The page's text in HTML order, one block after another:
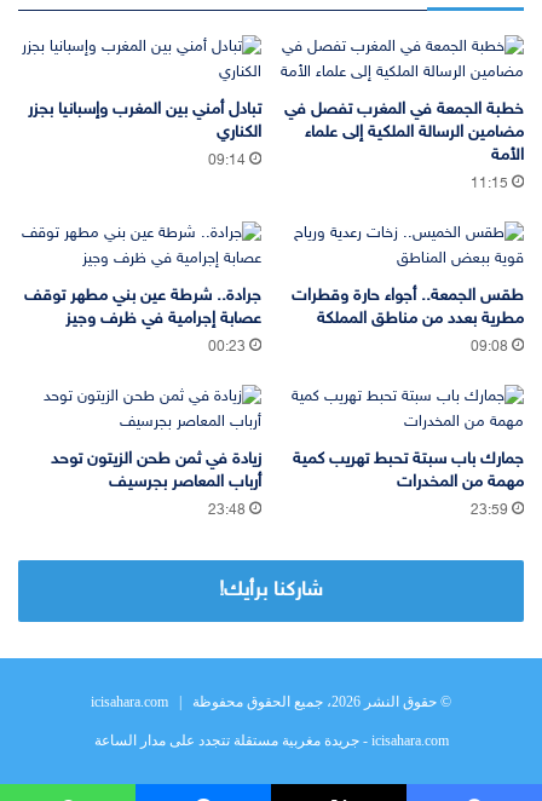
خطبة الجمعة في المغرب تفصل في
مضامين الرسالة الملكية إلى علماء
الأمة
11:15
تبادل أمني بين المغرب وإسبانيا بجزر
الكناري
09:14
طقس الجمعة.. أجواء حارة وقطرات
مطرية بعدد من مناطق المملكة
09:08
جرادة.. شرطة عين بني مطهر توقف
عصابة إجرامية في ظرف وجيز
00:23
جمارك باب سبتة تحبط تهريب كمية
مهمة من المخدرات
23:59
زيادة في ثمن طحن الزيتون توحد
أرباب المعاصر بجرسيف
23:48
شاركنا برأيك!
© حقوق النشر 2026، جميع الحقوق محفوظة | icisahara.com
icisahara.com - جريدة مغربية مستقلة تتجدد على مدار الساعة